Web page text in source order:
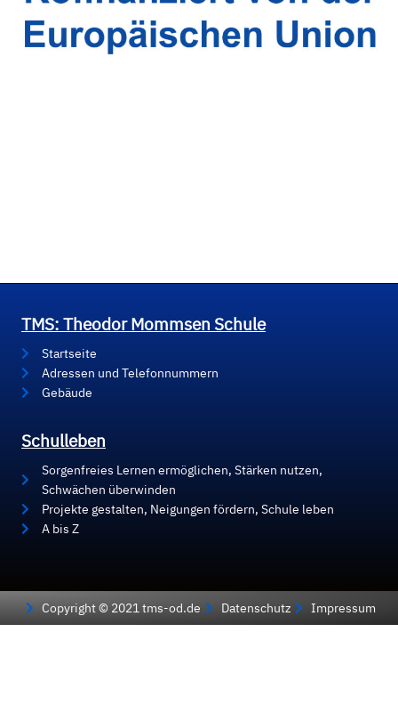
TMS: Theodor Mommsen Schule
Startseite
Adressen und Telefonnummern
Gebäude
Schulleben
Sorgenfreies Lernen ermöglichen, Stärken nutzen,
Schwächen überwinden
Projekte gestalten, Neigungen fördern, Schule leben
A bis Z
Copyright © 2021 tms-od.de Datenschutz Impressum